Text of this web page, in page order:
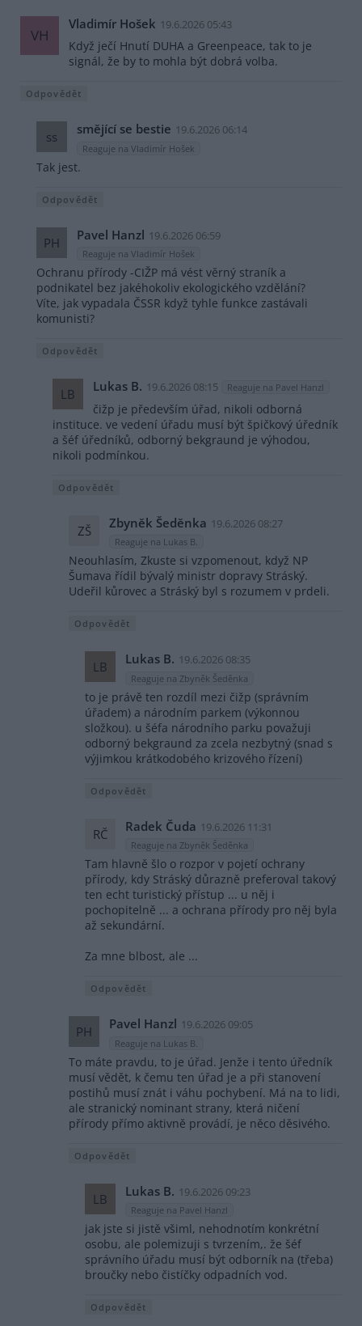
VH
Vladimír Hošek 19.6.2026 05:43
Když ječí Hnutí DUHA a Greenpeace, tak to je
signál, že by to mohla být dobrá volba.
Odpovědět
ss smějící se bestie 19.6.2026 06:14
Reaguje na Vladimír Hošek
Tak jest.
Odpovědět
PH Pavel Hanzl 19.6.2026 06:59
Reaguje na Vladimír Hošek
Ochranu přírody -CIŽP má vést věrný straník a
podnikatel bez jakéhokoliv ekologického vzdělání?
Víte, jak vypadala ČSSR když tyhle funkce zastávali
komunisti?
Odpovědět
LB Lukas B. 19.6.2026 08:15 Reaguje na Pavel Hanzl
čižp je především úřad, nikoli odborná
instituce. ve vedení úřadu musí být špičkový úředník
a šéf úředníků, odborný bekgraund je výhodou,
nikoli podmínkou.
Odpovědět
ZŠ Zbyněk Šeděnka 19.6.2026 08:27
Reaguje na Lukas B.
Neouhlasím, Zkuste si vzpomenout, když NP
Šumava řídil bývalý ministr dopravy Stráský.
Udeřil kůrovec a Stráský byl s rozumem v prdeli.
Odpovědět
LB Lukas B. 19.6.2026 08:35
Reaguje na Zbyněk Šeděnka
to je právě ten rozdíl mezi čižp (správním
úřadem) a národním parkem (výkonnou
složkou). u šéfa národního parku považuji
odborný bekgraund za zcela nezbytný (snad s
výjimkou krátkodobého krizového řízení)
Odpovědět
RČ Radek Čuda 19.6.2026 11:31
Reaguje na Zbyněk Šeděnka
Tam hlavně šlo o rozpor v pojetí ochrany
přírody, kdy Stráský důrazně preferoval takový
ten echt turistický přístup ... u něj i
pochopitelně ... a ochrana přírody pro něj byla
až sekundární.
Za mne blbost, ale ...
Odpovědět
PH Pavel Hanzl 19.6.2026 09:05
Reaguje na Lukas B.
To máte pravdu, to je úřad. Jenže i tento úředník
musí vědět, k čemu ten úřad je a při stanovení
postihů musí znát i váhu pochybení. Má na to lidi,
ale stranický nominant strany, která ničení
přírody přímo aktivně provádí, je něco děsivého.
Odpovědět
LB Lukas B. 19.6.2026 09:23
Reaguje na Pavel Hanzl
jak jste si jistě všiml, nehodnotím konkrétní
osobu, ale polemizuji s tvrzením,. že šéf
správního úřadu musí být odborník na (třeba)
broučky nebo čistíčky odpadních vod.
Odpovědět